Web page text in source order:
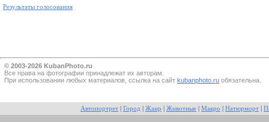
Результаты голосования
© 2003-2026 KubanPhoto.ru
Все прaва на фотографии принадлежат их авторам.
При использовании любых материалов, ссылка на сайт kubanphoto.ru обязательна.
Автопортрет Город Жанр Животные Макро Натюрморт